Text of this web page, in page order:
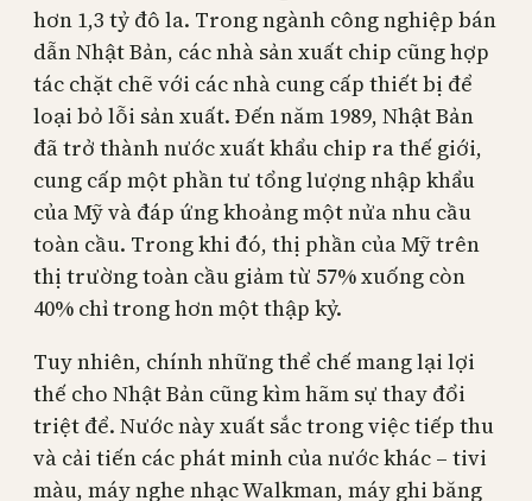
hơn 1,3 tỷ đô la. Trong ngành công nghiệp bán
dẫn Nhật Bản, các nhà sản xuất chip cũng hợp
tác chặt chẽ với các nhà cung cấp thiết bị để
loại bỏ lỗi sản xuất. Đến năm 1989, Nhật Bản
đã trở thành nước xuất khẩu chip ra thế giới,
cung cấp một phần tư tổng lượng nhập khẩu
của Mỹ và đáp ứng khoảng một nửa nhu cầu
toàn cầu. Trong khi đó, thị phần của Mỹ trên
thị trường toàn cầu giảm từ 57% xuống còn
40% chỉ trong hơn một thập kỷ.
Tuy nhiên, chính những thể chế mang lại lợi
thế cho Nhật Bản cũng kìm hãm sự thay đổi
triệt để. Nước này xuất sắc trong việc tiếp thu
và cải tiến các phát minh của nước khác – tivi
màu, máy nghe nhạc Walkman, máy ghi băng